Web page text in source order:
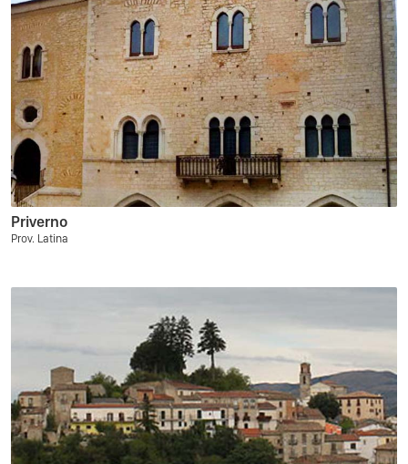
Priverno
Prov. Latina